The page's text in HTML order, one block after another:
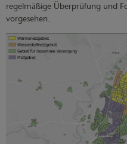
regelmäßige Überprüfung und
vorgesehen.